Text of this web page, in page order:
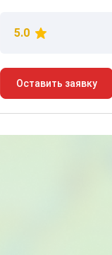
5.0
Оставить заявку